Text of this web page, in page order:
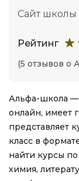
Сайт школы
Рейтинг
(5 отзывов о
Альфа-школа —
онлайн, имеет
представляет
класс в
найти курсы
химия,